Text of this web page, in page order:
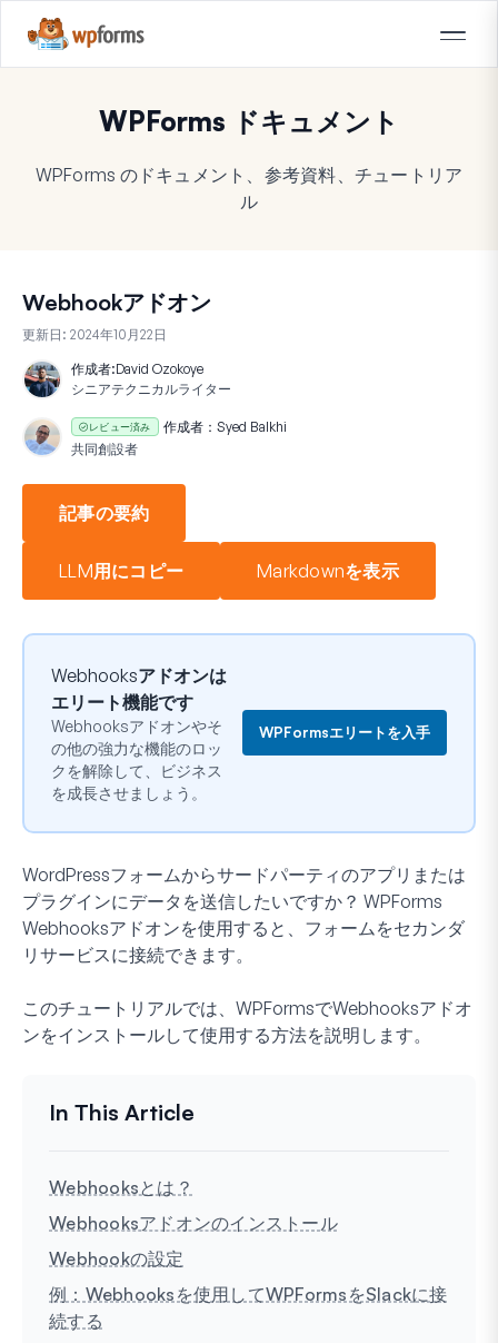
WPForms ドキュメント
WPForms のドキュメント、参考資料、チュートリア
ル
Webhookアドオン
更新日: 2024年10月22日
作成者:David Ozokoye
シニアテクニカルライター
レビュー済み 作成者： Syed Balkhi
共同創設者
記事の要約
LLM用にコピー Markdownを表示
Webhooksアドオンは
エリート機能です
Webhooksアドオンやそ
の他の強力な機能のロッ
クを解除して、ビジネス
を成長させましょう。
WPFormsエリートを入手
WordPressフォームからサードパーティのアプリまたは
プラグインにデータを送信したいですか？ WPForms
Webhooksアドオンを使用すると、フォームをセカンダ
リサービスに接続できます。
このチュートリアルでは、WPFormsでWebhooksアドオ
ンをインストールして使用する方法を説明します。
Webhooksとは？
Webhooksアドオンのインストール
Webhookの設定
例：Webhooksを使用してWPFormsをSlackに接
続する